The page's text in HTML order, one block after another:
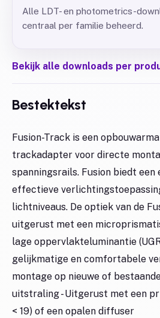
Alle LDT- en photometrics-
centraal per familie beheerd.
Bekijk alle downloads per
Bestektekst
Fusion-Track is een
trackadapter voor directe
spanningsrails. Fusion biedt een
effectieve
lichtniveaus. De optiek van de
uitgerust met een
lage oppervlakteluminantie
gelijkmatige en comfortabele
montage op nieuwe of
uitstraling - Uitgerust met een
< 19) of een opalen diffuser